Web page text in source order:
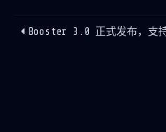
Booster 3.0 正式发布，支